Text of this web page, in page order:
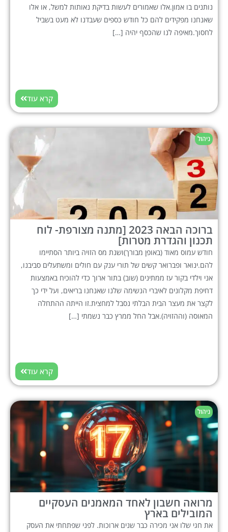
נותנים בו אמון.אלו שאמורים לעשות בדיקת נאותות למשל, או אלו
שאנחנו מפקידים להם כל חודש כספים שעבדנו לא מעט בשביל
לחסוך.מאיפה לנו שהכסף יהיה […]
קרא עוד
ניהול
ברוכה הבאה 2023 [מתנה מצורפת- לוח
תכנון והגדרת מטרות]
חודש עמוס מאוד (באופן מבורך)ושנת מס הזויה ביותר הסתיימו
להם.ינואר ופברואר קשים של תורי ענק עם חולים ומשתעלים סביבנו,
אני וילדי בקור עז ממתינים (שוב) בתור ארוך כדי להוכיח באמצעות
דחיפת מקלונים לאיברי הנשימה שלנו שאנחנו בריאים, ועל ידי כך
לקצר את מעצר הבית הבלתי נסבל למחצית.זו הייתה ההתחלה
המאוסה (וההזויה).אבל החל ממרץ כבר נשמתי […]
קרא עוד
ניהול
מרואה חשבון לאחד המאמנים העסקיים
המובילים בארץ
את חגי שלו אני מכירה כבר שנים ארוכות. לפני שפתחתי את העסק